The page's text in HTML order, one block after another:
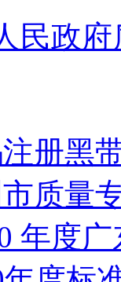
民政
册黑
质量
年度